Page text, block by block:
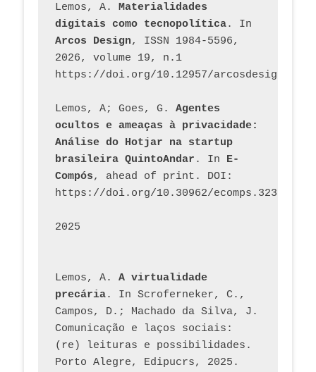
Lemos, A. Materialidades
digitais como tecnopolítica
Arcos Design, ISSN 1984-5596,
2026, volume 19, n.1
https://doi.org/10.12957/
Lemos, A; Goes, G. Agentes
ocultos e ameaças à privacidade:
Análise do Hotjar na startup
brasileira QuintoAndar . In E-
Compós, ahead of print. DOI:
https://doi.org/10.30962/ecomps.3231
2025
Lemos, A. A virtualidade
precária. In Scroferneker, C.,
Campos, D.; Machado da Silva, J.
Comunicação e laços sociais:
(re) leituras e possibilidades.
Porto Alegre, Edipucrs, 2025.